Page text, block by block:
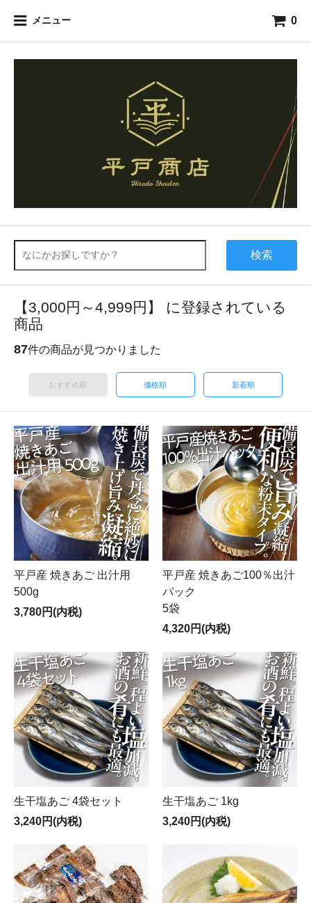
メニュー 0
検索
【3,000円～4,999円】 に登録されている
商品
87件の商品が見つかりました
おすすめ順 価格順 新着順
平戸産 焼きあご 出汁用
500g
3,780円(内税)
平戸産 焼きあご100％出汁
パック
5袋
4,320円(内税)
生干塩あご 4袋セット
3,240円(内税)
生干塩あご 1kg
3,240円(内税)